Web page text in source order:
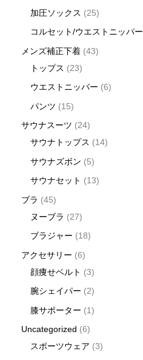
加圧ソックス
25
コルセット/ウエストニッパー
メンズ補正下着 43
トップス
23
ウエストニッバー
6
パンツ
15
サウナスーツ
24
サウナトップス
14
サウナズボン
5
サウナセット
13
ブラ
45
ヌーブラ
27
ブラジャー
18
アクセサリー
6
顔痩せベルト
3
腕シェイパー
2
膝サポーター
1
Uncategorized
6
スポーツウェア
3